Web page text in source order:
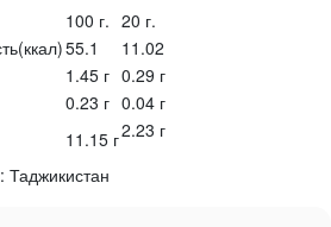
100 г. 20 г.
55.1
11.02
1.45 г 0.29 г
0.23 г 0.04 г
11.15 г2.23 г